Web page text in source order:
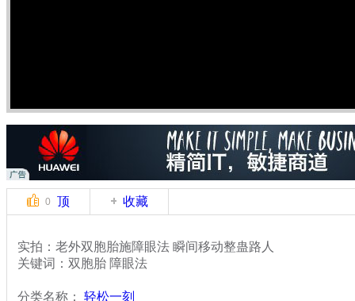
0 顶 收藏
实拍：老外双胞胎施障眼法 瞬间移动整蛊路人
关键词：双胞胎 障眼法
分类名称： 轻松一刻